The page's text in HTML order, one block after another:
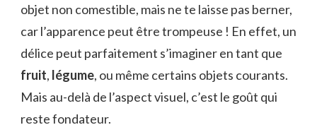
objet non comestible, mais ne te laisse pas berner,
car l’apparence peut être trompeuse ! En effet, un
délice peut parfaitement s’imaginer en tant que
fruit, légume, ou même certains objets courants.
Mais au-delà de l’aspect visuel, c’est le goût qui
reste fondateur.